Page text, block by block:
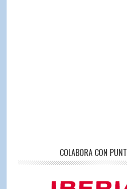
COLABORA CON